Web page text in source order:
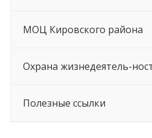
МОЦ Кировского района
Охрана жизнедеятель-
Полезные ссылки